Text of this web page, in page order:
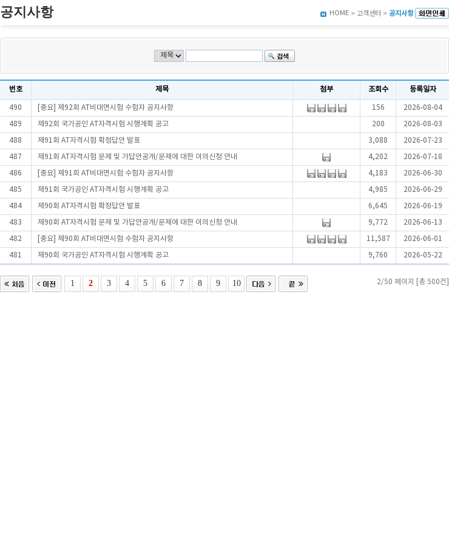
공지사항 HOME > 고객센터 > 공지사항
번호 제목 첨부 조회수 등록일자
490 [중요] 제92회 AT비대면시험 수험자 공지사항 156 2026-08-04
489 제92회 국가공인 AT자격시험 시행계획 공고 200 2026-08-03
488 제91회 AT자격시험 확정답안 발표 3,088 2026-07-23
487 제91회 AT자격시험 문제 및 가답안공개/문제에 대한 이의신청 안내 4,202 2026-07-18
486 [중요] 제91회 AT비대면시험 수험자 공지사항 4,183 2026-06-30
485 제91회 국가공인 AT자격시험 시행계획 공고 4,985 2026-06-29
484 제90회 AT자격시험 확정답안 발표 6,645 2026-06-19
483 제90회 AT자격시험 문제 및 가답안공개/문제에 대한 이의신청 안내 9,772 2026-06-13
482 [중요] 제90회 AT비대면시험 수험자 공지사항 11,587 2026-06-01
481 제90회 국가공인 AT자격시험 시행계획 공고 9,760 2026-05-22
1 2 3 4 5 6 7 8 9 10 2/50 페이지 [총 500건]